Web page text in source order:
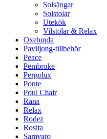
Solsängar
Solstolar
Utekök
Vilstolar & Relax
Oxelunda
Paviljong-tillbehör
Peace
Pembroke
Pergolux
Ponte
Poul Chair
Rana
Relax
Rodez
Rosita
Samvaro